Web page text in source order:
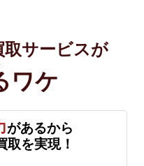
サービスが
ワケ
があるから
取を実現！